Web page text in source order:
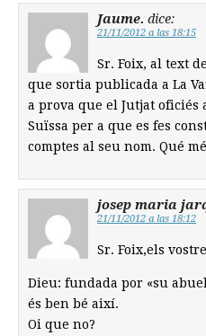
Jaume. dice:
21/11/2012 a las 18:15
Sr. Foix, al text
que sortia publicada a La
a prova que el Jutjat oficiés
Suïssa per a que es fes
comptes al seu nom. Qué
josep maria
21/11/2012 a las 18:12
Sr. Foix,els
Dieu: fundada por «su
és ben bé així.
Oi que no?